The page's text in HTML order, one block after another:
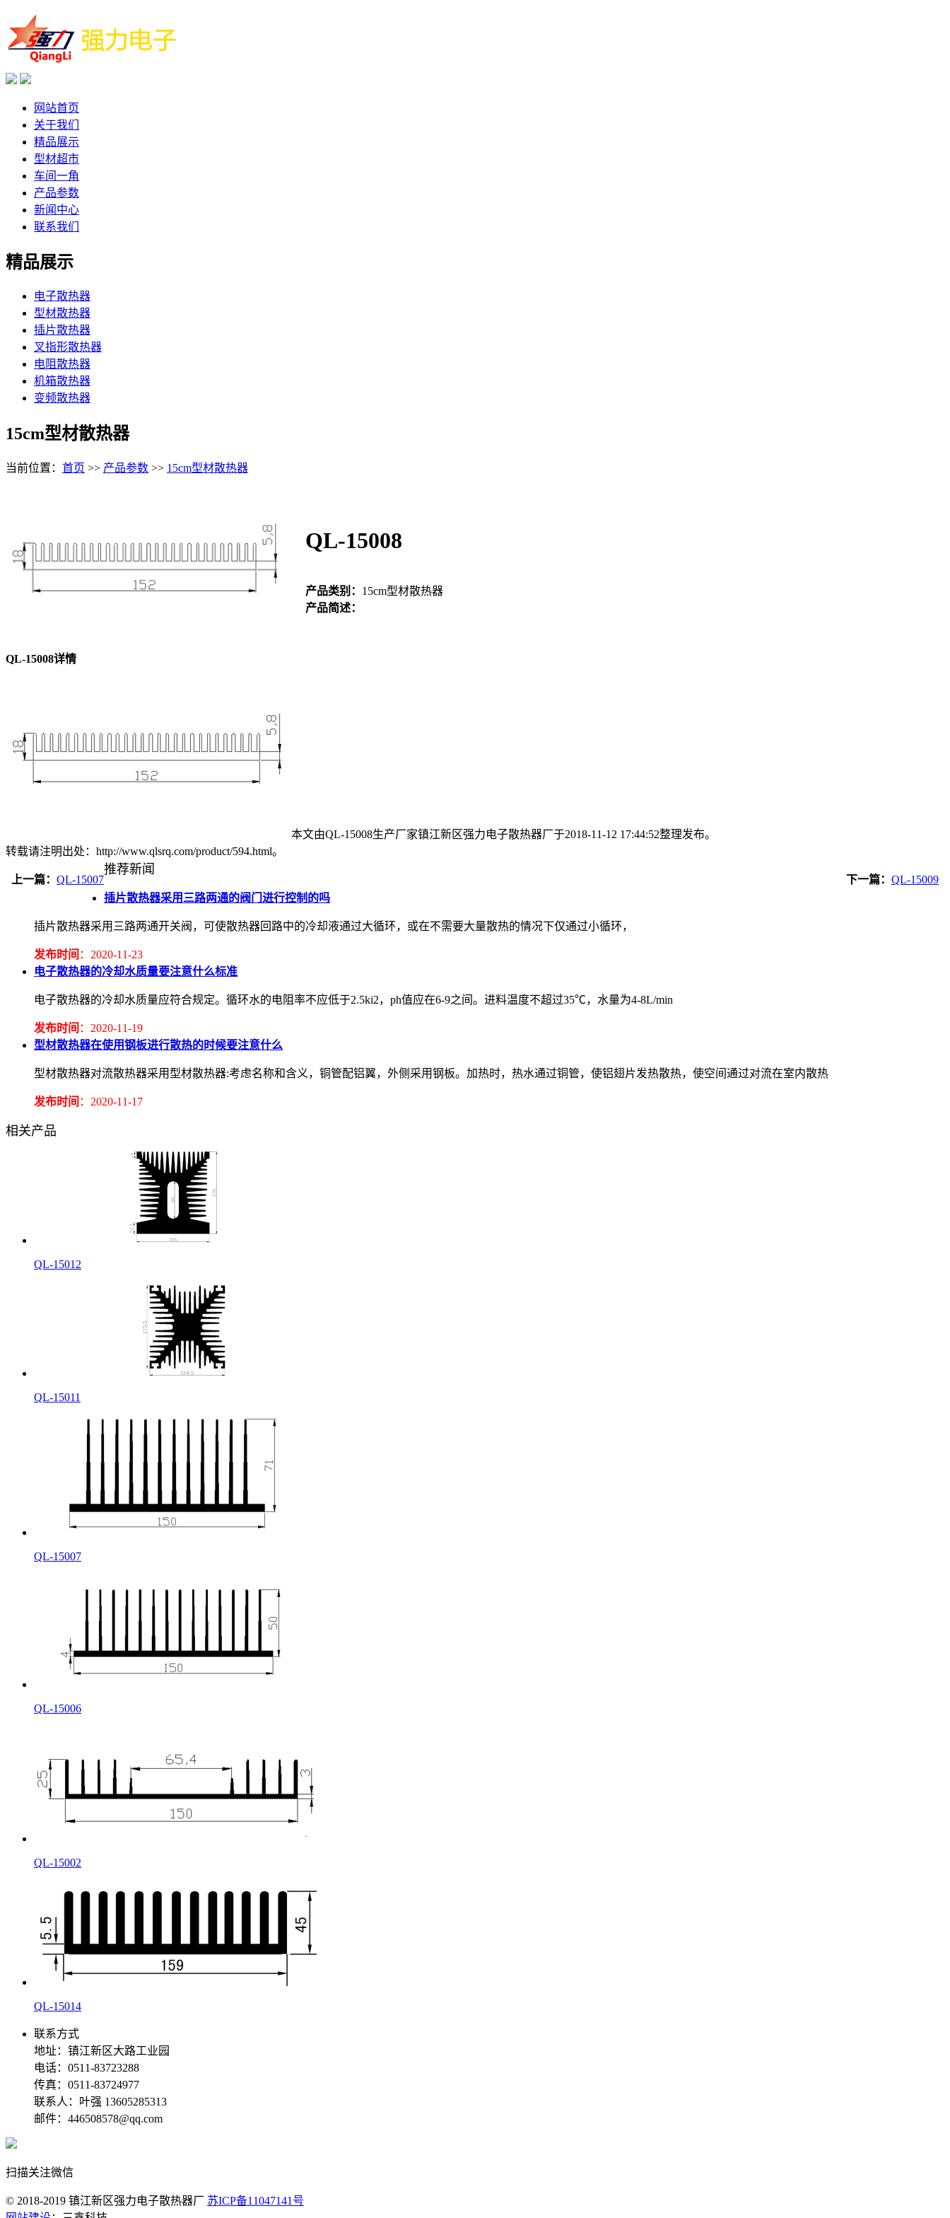
网站首页
关于我们
精品展示
型材超市
车间一角
产品参数
新闻中心
联系我们
精品展示
电子散热器
型材散热器
插片散热器
叉指形散热器
电阻散热器
机箱散热器
变频散热器
15cm型材散热器
当前位置： 首页 >> 产品参数 >> 15cm型材散热器
QL-15008
产品类别： 15cm型材散热器
产品简述：
QL-15008详情
本文由QL-15008生产厂家镇江新区强力电子散热器厂于2018-11-12 17:44:52整理发布。
转载请注明出处：http://www.qlsrq.com/product/594.html。
上一篇： QL-15007 下一篇： QL-15009
推荐新闻
插片散热器采用三路两通的阀门进行控制的吗
插片散热器采用三路两通开关阀，可使散热器回路中的冷却液通过大循环，或在不需要大量散热的情况下仅通过小循环，
发布时间 ：2020-11-23
电子散热器的冷却水质量要注意什么标准
电子散热器的冷却水质量应符合规定。循环水的电阻率不应低于2.5ki2，ph值应在6-9之间。进料温度不超过35℃，水量为4-8L/min
发布时间 ：2020-11-19
型材散热器在使用钢板进行散热的时候要注意什么
型材散热器对流散热器采用型材散热器:考虑名称和含义，铜管配铝翼，外侧采用钢板。加热时，热水通过铜管，使铝翅片发热散热，使空间通过对流在室内散热
发布时间 ：2020-11-17
相关产品
QL-15012
QL-15011
QL-15007
QL-15006
QL-15002
QL-15014
联系方式
地址：镇江新区大路工业园
电话：0511-83723288
传真：0511-83724977
联系人：叶强 13605285313
邮件：446508578@qq.com
扫描关注微信
© 2018-2019 镇江新区强力电子散热器厂 苏ICP备11047141号